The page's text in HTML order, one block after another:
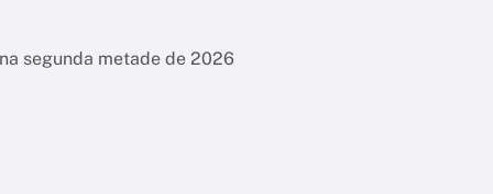
segunda metade de 2026